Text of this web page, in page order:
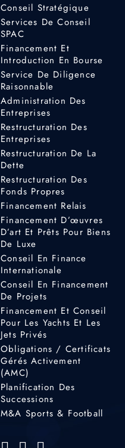
Conseil Stratégique
Services De Conseil
SPAC
Financement Et
Introduction En Bourse
Service De Diligence
Raisonnable
Administration Des
Entreprises
Restructuration Des
Entreprises
Restructuration De La
Dette
Restructuration Des
Fonds Propres
Financement Relais
Financement D’œuvres
D’art Et Prêts Pour Biens
De Luxe
Conseil En Finance
Internationale
Conseil En Financement
De Projets
Financement Et Conseil
Pour Les Yachts Et Les
Jets Privés
Obligations / Certificats
Gérés Activement
(AMC)
Planification Des
Successions
M&A Sports & Football